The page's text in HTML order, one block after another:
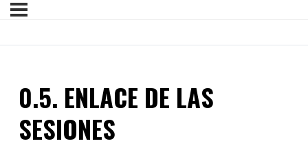
0.5. ENLACE DE LAS
SESIONES